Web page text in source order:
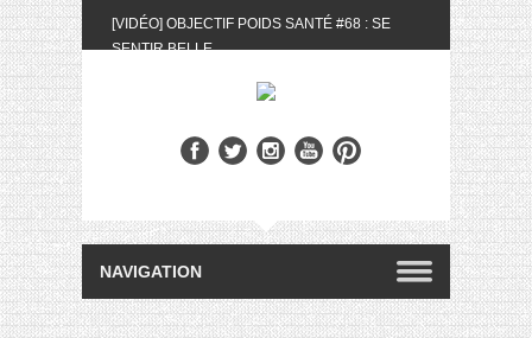
[VIDÉO] OBJECTIF POIDS SANTÉ #68 : SE
SENTIR BELLE
BIOTYFULL BOX DU MOIS DE MAI 2024 FEAT.
[VIDÉO] QUITOQUE #10 : MEAL PREP &
CONVIVIALITÉ
[VIDÉO] UNBOXING : LES MY LITTLE &
BIOTYFULL BOX DU MOIS D’AVRIL 2024
FEAT. AKILA